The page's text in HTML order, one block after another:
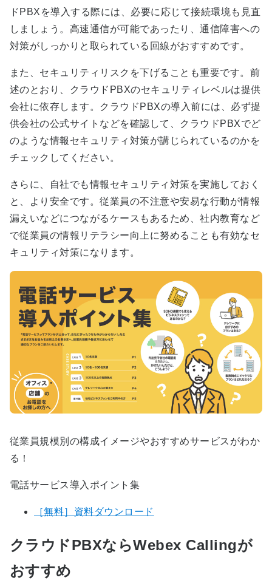
ドPBXを導入する際には、必要に応じて接続環境も見直
しましょう。高速通信が可能であったり、通信障害への
対策がしっかりと取られている回線がおすすめです。
また、セキュリティリスクを下げることも重要です。前
述のとおり、クラウドPBXのセキュリティレベルは提供
会社に依存します。クラウドPBXの導入前には、必ず提
供会社の公式サイトなどを確認して、クラウドPBXでど
のような情報セキュリティ対策が講じられているのかを
チェックしてください。
さらに、自社でも情報セキュリティ対策を実施しておく
と、より安全です。従業員の不注意や安易な行動が情報
漏えいなどにつながるケースもあるため、社内教育など
で従業員の情報リテラシー向上に努めることも有効なセ
キュリティ対策になります。
従業員規模別の構成イメージやおすすめサービスがわか
る！
電話サービス導入ポイント集
［無料］資料ダウンロード
クラウドPBXならWebex Callingが
おすすめ